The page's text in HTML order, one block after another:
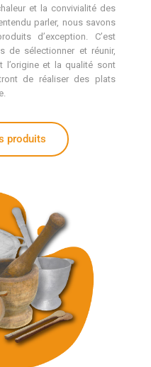
et la convivialité des
parler, nous savons
d’exception. C’est
de sélectionner et réunir,
l’origine et la qualité sont
de réaliser des plats
produits